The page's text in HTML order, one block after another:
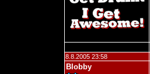
8.8.2005 23:58
Blobby